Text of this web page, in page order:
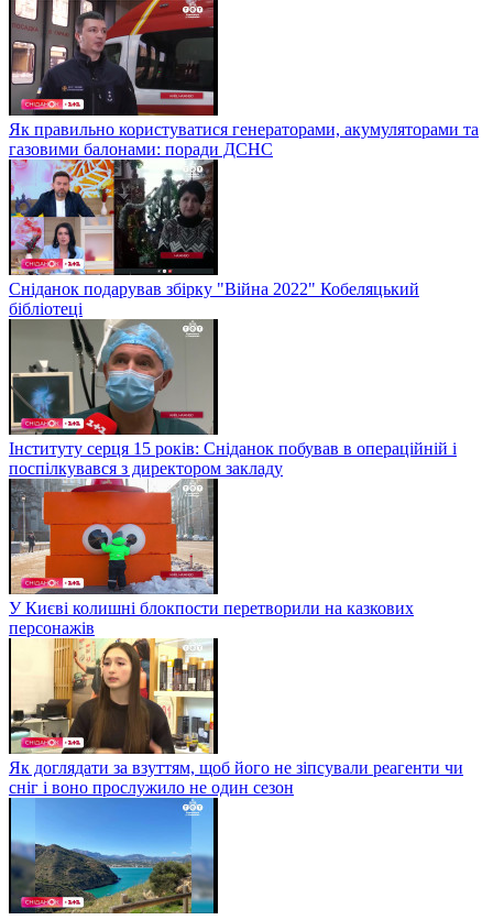
Як правильно користуватися генераторами, акумуляторами та
газовими балонами: поради ДСНС
Сніданок подарував збірку "Війна 2022" Кобеляцький
бібліотеці
Інституту серця 15 років: Сніданок побував в операційній і
поспілкувався з директором закладу
У Києві колишні блокпости перетворили на казкових
персонажів
Як доглядати за взуттям, щоб його не зіпсували реагенти чи
сніг і воно прослужило не один сезон